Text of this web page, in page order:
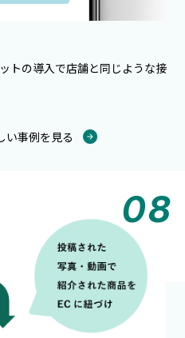
トの導入で店舗と同じような接
い事例を見る